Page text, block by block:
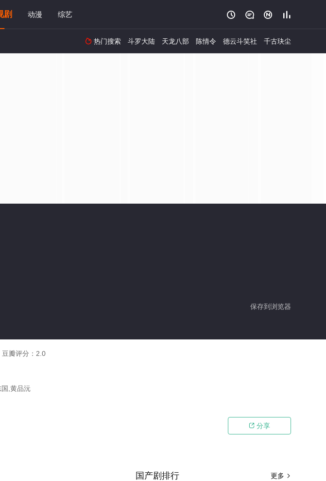
剧 动漫 综艺    
 热门搜索 斗罗大陆 天龙八部 陈情令 德云斗笑社 千古玦尘
保存到浏览器
豆瓣评分： 2.0
,黄品沅
 分享
更多 
国产剧排行